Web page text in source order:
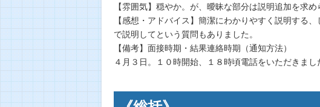
【雰囲気】穏やか。が、曖昧な部分は説明追加を求め
【感想・アドバイス】簡潔にわかりやすく説明する
で説明してという質問もありました。
【備考】面接時期・結果連絡時期（通知方法）
４月３日。１０時開始、１８時頃電話をいただきまし